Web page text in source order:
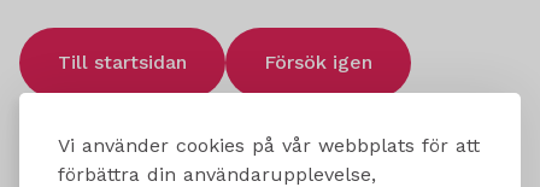
Vi använder cookies på vår webbplats för att
förbättra din användarupplevelse,
Till startsidan Försök igen